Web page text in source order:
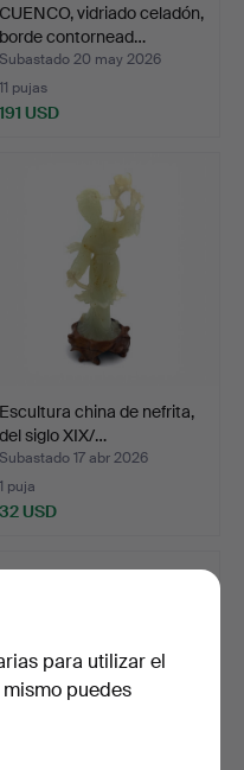
CUENCO, vidriado celadón,
borde contornead…
Subastado 20 may 2026
11 pujas
191 USD
Escultura china de nefrita,
del siglo XIX/…
Subastado 17 abr 2026
1 puja
32 USD
para utilizar el
puedes